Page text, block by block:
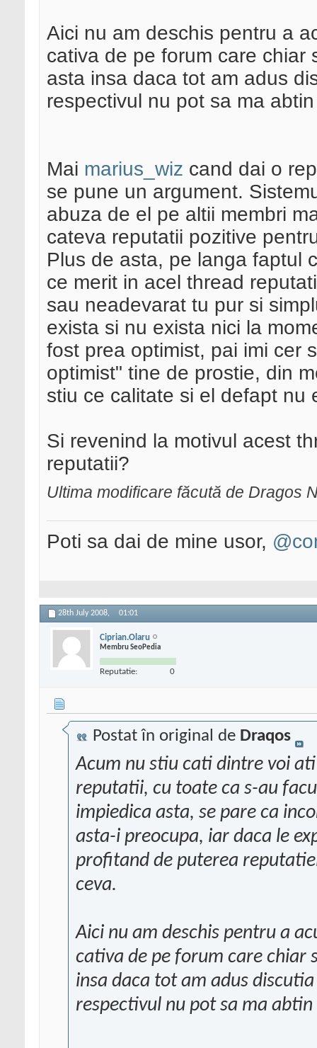
Aici nu am deschis pentru a
cativa de pe forum care chiar
asta insa daca tot am adus
respectivul nu pot sa ma
Mai marius_wiz cand dai o
se pune un argument.
abuza de el pe altii membri
cateva reputatii pozitive
Plus de asta, pe langa faptul
ce merit in acel thread
sau neadevarat tu pur si
exista si nu exista nici la
fost prea optimist, pai imi cer
optimist" tine de prostie, din
stiu ce calitate si el defapt nu
Si revenind la motivul acest
reputatii?
Ultima modificare făcută de Dragos
Poti sa dai de mine usor,
28th July 2008, 01:01
Ciprian.Olaru
Membru SeoPedia
Reputatie: 0
Postat în original de Draqos
Acum nu stiu cati dintre voi
reputatii, cu toate ca s-au
impiedica asta, se pare ca
asta-i preocupa, iar daca le
profitand de puterea
ceva.
Aici nu am deschis pentru a
cativa de pe forum care chiar
insa daca tot am adus
respectivul nu pot sa ma abtin